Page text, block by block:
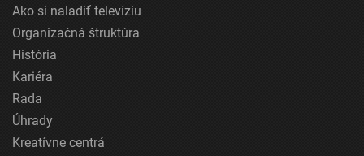
Ako si naladiť televíziu
Organizačná štruktúra
História
Kariéra
Rada
Úhrady
Kreatívne centrá